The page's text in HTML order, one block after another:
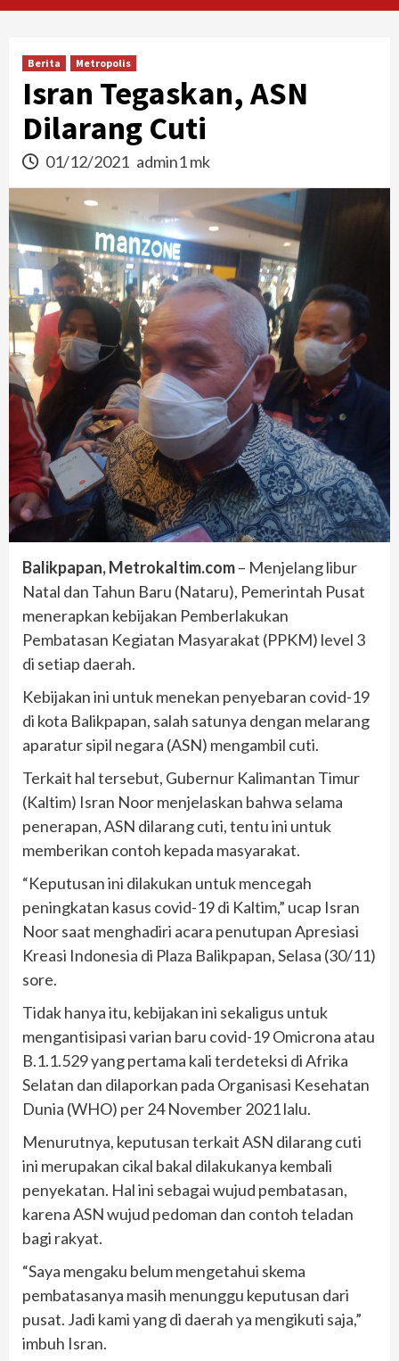
Berita Metropolis
Isran Tegaskan, ASN
Dilarang Cuti
01/12/2021 admin1 mk
Balikpapan, Metrokaltim.com– Menjelang libur
Natal dan Tahun Baru (Nataru), Pemerintah Pusat
menerapkan kebijakan Pemberlakukan
Pembatasan Kegiatan Masyarakat (PPKM) level 3
di setiap daerah.
Kebijakan ini untuk menekan penyebaran covid-19
di kota Balikpapan, salah satunya dengan melarang
aparatur sipil negara (ASN) mengambil cuti.
Terkait hal tersebut, Gubernur Kalimantan Timur
(Kaltim) Isran Noor menjelaskan bahwa selama
penerapan, ASN dilarang cuti, tentu ini untuk
memberikan contoh kepada masyarakat.
“Keputusan ini dilakukan untuk mencegah
peningkatan kasus covid-19 di Kaltim,” ucap Isran
Noor saat menghadiri acara penutupan Apresiasi
Kreasi Indonesia di Plaza Balikpapan, Selasa (30/11)
sore.
Tidak hanya itu, kebijakan ini sekaligus untuk
mengantisipasi varian baru covid-19 Omicrona atau
B.1.1.529 yang pertama kali terdeteksi di Afrika
Selatan dan dilaporkan pada Organisasi Kesehatan
Dunia (WHO) per 24 November 2021 lalu.
Menurutnya, keputusan terkait ASN dilarang cuti
ini merupakan cikal bakal dilakukanya kembali
penyekatan. Hal ini sebagai wujud pembatasan,
karena ASN wujud pedoman dan contoh teladan
bagi rakyat.
“Saya mengaku belum mengetahui skema
pembatasanya masih menunggu keputusan dari
pusat. Jadi kami yang di daerah ya mengikuti saja,”
imbuh Isran.